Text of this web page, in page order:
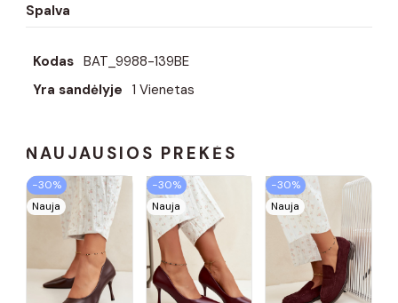
Spalva
Kodas BAT_9988-139BE
Yra sandėlyje 1 Vienetas
NAUJAUSIOS PREKĖS
−30%
Nauja
−30%
Nauja
−30%
Nauja